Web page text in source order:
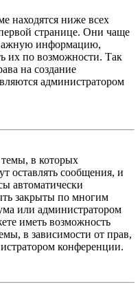
находятся ниже всех
странице. Они чаще
важную информацию,
их по возможности. Так
на создание
администратором
в которых
оставлять сообщения, и
автоматически
закрыты по многим
или администратором
иметь возможность
в зависимости от прав,
конференции.